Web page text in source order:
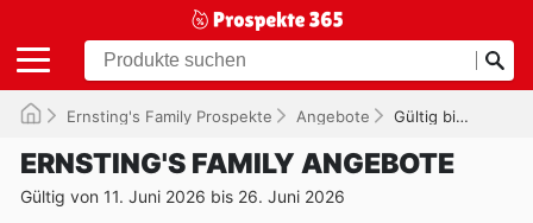
Ernsting's Family Prospekte Angebote Gültig bis 26.06.2026
ERNSTING'S FAMILY ANGEBOTE
Gültig von 11. Juni 2026 bis 26. Juni 2026